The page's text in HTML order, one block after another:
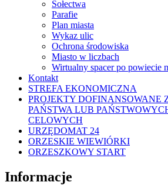
Sołectwa
Parafie
Plan miasta
Wykaz ulic
Ochrona środowiska
Miasto w liczbach
Wirtualny spacer po powiecie
Kontakt
STREFA EKONOMICZNA
PROJEKTY DOFINANSOWANE
PAŃSTWA LUB
CELOWYCH
URZĘDOMAT 24
ORZESKIE WIEWIÓRKI
ORZESZKOWY START
Informacje